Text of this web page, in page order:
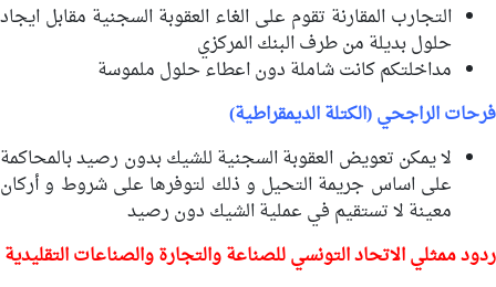
التجارب المقارنة تقوم على الغاء العقوبة السجنية مقابل ايجاد
حلول بديلة من طرف البنك المركزي
مداخلتكم كانت شاملة دون اعطاء حلول ملموسة
فرحات الراجحي (الكتلة الديمقراطية)
لا يمكن تعويض العقوبة السجنية للشيك بدون رصيد بالمحاكمة
على اساس جريمة التحيل و ذلك لتوفرها على شروط و أركان
معينة لا تستقيم في عملية الشيك دون رصيد
ردود ممثلي الاتحاد التونسي للصناعة والتجارة والصناعات التقليدية